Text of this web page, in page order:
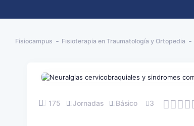
Fisiocampus Fisioterapia en Traumatología y Ortopedia
175 Jornadas Básico 3